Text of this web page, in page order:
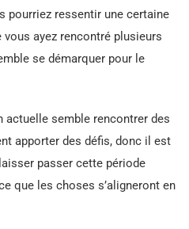
pourriez ressentir une certaine
ayez rencontré plusieurs
se démarquer pour le
actuelle semble rencontrer des
apporter des défis, donc il est
passer cette période
que les choses s’aligneront en